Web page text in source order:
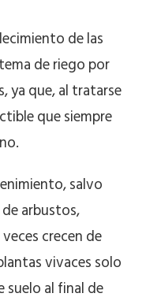
de las
de riego por
ya que, al tratarse
que siempre
salvo
arbustos,
crecen de
vivaces solo
suelo al final de